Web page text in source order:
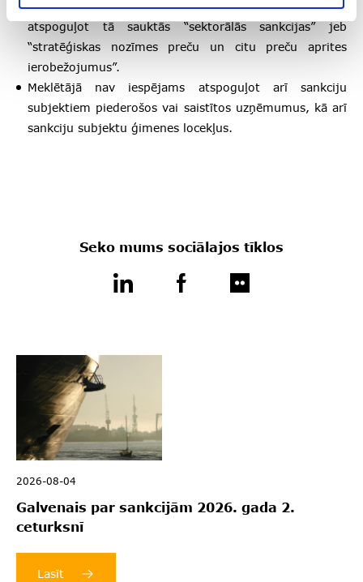
FID uzturētajā sankciju meklētājā nav iespējams
atspoguļot tā sauktās “sektorālās sankcijas” jeb
“stratēģiskas nozīmes preču un citu preču aprites
ierobežojumus”.
Meklētājā nav iespējams atspoguļot arī sankciju
subjektiem piederošos vai saistītos uzņēmumus, kā arī
sankciju subjektu ģimenes locekļus.
Seko mums sociālajos tīklos
2026-08-04
Galvenais par sankcijām 2026. gada 2.
ceturksnī
Lasīt